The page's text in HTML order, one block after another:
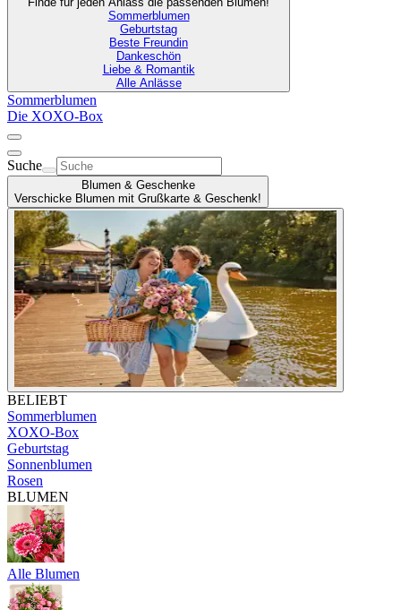
Sommerblumen
Geburtstag
Beste Freundin
Dankeschön
Liebe & Romantik
Alle Anlässe
Sommerblumen
Die XOXO-Box
Suche
Blumen & Geschenke
Verschicke Blumen mit Grußkarte & Geschenk!
BELIEBT
Sommerblumen
XOXO-Box
Geburtstag
Sonnenblumen
Rosen
BLUMEN
Alle Blumen